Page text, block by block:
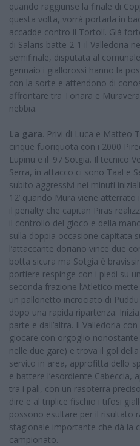
quando raggiunse la finale di
questa volta, vorrà portarla in
accadde contro il Tortolì. Già
di Salaris batte 2-1 il Valledoria
semifinale, disputata al
gennaio i giallorossi hanno la
con la sorte e attendono di
affrontare tra Tonara e
nebbia.
La gara. Privi di Luca e Matteo
cinque fuoriquota con i 2000
Lupinu e il '97 Sotgia. Il tecnico
Serra, in attacco ci sono Taal e
subito aggressivi nei minuti
12’ quando Mura viene atterrato
il penalty che capitan Piras
il controllo del gioco e della
sulla doppia occasione capitata
l’attaccante doriano vince due
botta sicura ma Sotgia è
portiere respinge con i piedi su
seconda frazione l’Atletico
un pallonetto incrociato di
dopo una rapida ripartenza.
parte e dall’altra. Il Valledoria
giocare con orgoglio
nelle due gare) e trova il gol
servito in area, approfitta dello
e battere l’esordiente Cabeccia,
tra i pali, con un rasoterra
dire e al triplice fischio i tifosi
possono esultare per il risultato
stagionale importante che dà la
campionato.